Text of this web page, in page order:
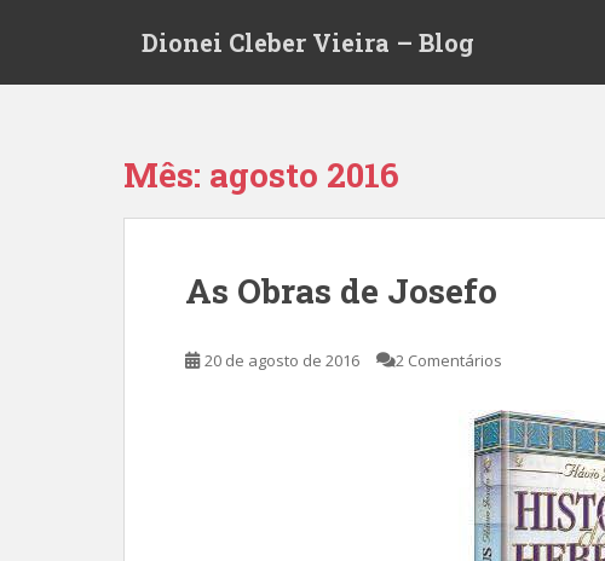
Dionei Cleber Vieira – Blog
Mês: agosto 2016
As Obras de Josefo
20 de agosto de 2016 2 Comentários